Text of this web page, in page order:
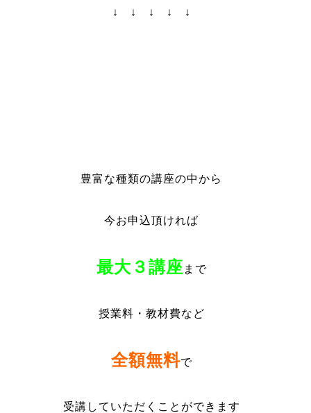
↓ ↓ ↓ ↓ ↓
豊富な種類の講座の中から
今お申込頂ければ
最大３講座 まで
授業料・教材費など
全額無料で
受講していただくことができます